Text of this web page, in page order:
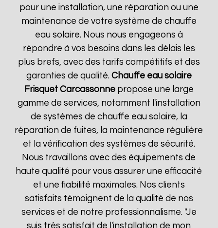
pour une installation, une réparation ou une
maintenance de votre système de chauffe
eau solaire. Nous nous engageons à
répondre à vos besoins dans les délais les
plus brefs, avec des tarifs compétitifs et des
garanties de qualité. Chauffe eau solaire
Frisquet Carcassonnepropose une large
gamme de services, notamment l'installation
de systèmes de chauffe eau solaire, la
réparation de fuites, la maintenance régulière
et la vérification des systèmes de sécurité.
Nous travaillons avec des équipements de
haute qualité pour vous assurer une efficacité
et une fiabilité maximales. Nos clients
satisfaits témoignent de la qualité de nos
services et de notre professionnalisme. "Je
suis très satisfait de l'installation de mon